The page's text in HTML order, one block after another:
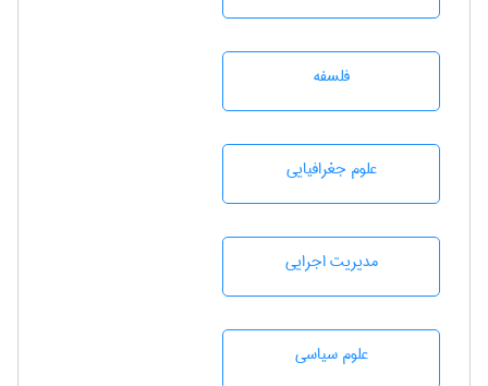
فلسفه
علوم جغرافيايی
مديريت اجرايی
علوم سياسی